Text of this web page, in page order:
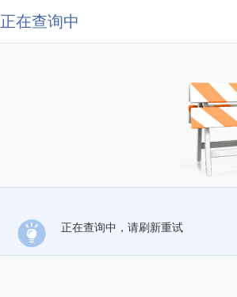
正在查询中
正在查询中，请刷新重试